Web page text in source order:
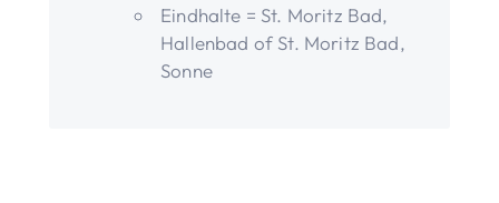
Eindhalte = St. Moritz Bad,
Hallenbad of St. Moritz Bad,
Sonne